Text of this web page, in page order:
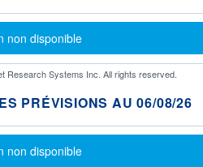
non disponible
Research Systems Inc. All rights reserved.
PRÉVISIONS AU 06/08/26
non disponible